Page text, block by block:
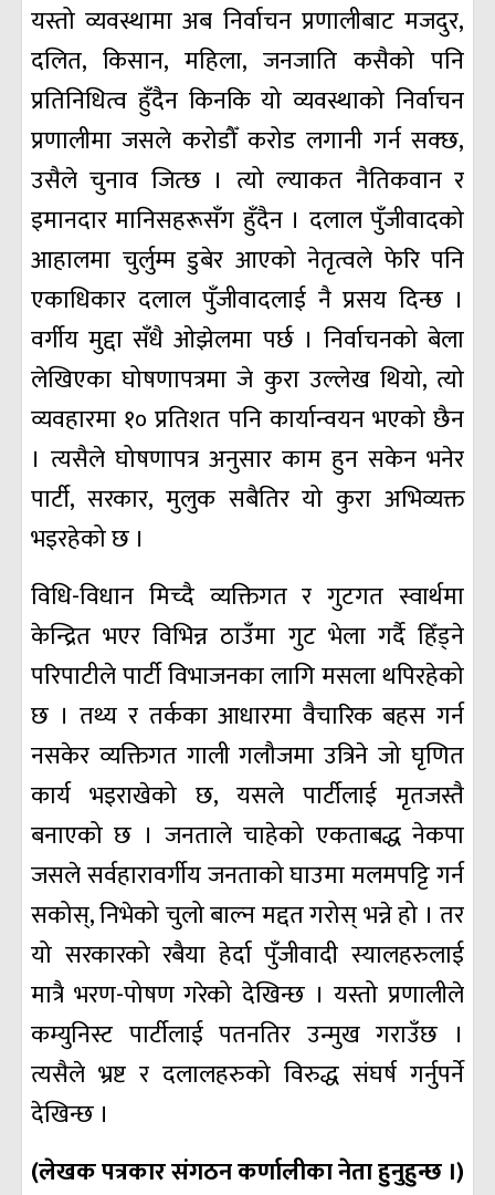
यस्तो व्यवस्थामा अब निर्वाचन प्रणालीबाट मजदुर,
दलित, किसान, महिला, जनजाति कसैको पनि
प्रतिनिधित्व हुँदैन किनकि यो व्यवस्थाको निर्वाचन
प्रणालीमा जसले करोडौँ करोड लगानी गर्न सक्छ,
उसैले चुनाव जित्छ । त्यो ल्याकत नैतिकवान र
इमानदार मानिसहरूसँग हुँदैन । दलाल पुँजीवादको
आहालमा चुर्लुम्म डुबेर आएको नेतृत्वले फेरि पनि
एकाधिकार दलाल पुँजीवादलाई नै प्रसय दिन्छ ।
वर्गीय मुद्दा सँधै ओझेलमा पर्छ । निर्वाचनको बेला
लेखिएका घोषणापत्रमा जे कुरा उल्लेख थियो, त्यो
व्यवहारमा १० प्रतिशत पनि कार्यान्वयन भएको छैन
। त्यसैले घोषणापत्र अनुसार काम हुन सकेन भनेर
पार्टी, सरकार, मुलुक सबैतिर यो कुरा अभिव्यक्त
भइरहेको छ ।
विधि-विधान मिच्दै व्यक्तिगत र गुटगत स्वार्थमा
केन्द्रित भएर विभिन्न ठाउँमा गुट भेला गर्दै हिँड्ने
परिपाटीले पार्टी विभाजनका लागि मसला थपिरहेको
छ । तथ्य र तर्कका आधारमा वैचारिक बहस गर्न
नसकेर व्यक्तिगत गाली गलौजमा उत्रिने जो घृणित
कार्य भइराखेको छ, यसले पार्टीलाई मृतजस्तै
बनाएको छ । जनताले चाहेको एकताबद्ध नेकपा
जसले सर्वहारावर्गीय जनताको घाउमा मलमपट्टि गर्न
सकोस्, निभेको चुलो बाल्न मद्दत गरोस्‌ भन्ने हो । तर
यो सरकारको रबैया हेर्दा पुँजीवादी स्यालहरुलाई
मात्रै भरण-पोषण गरेको देखिन्छ । यस्तो प्रणालीले
कम्युनिस्ट पार्टीलाई पतनतिर उन्मुख गराउँछ ।
त्यसैले भ्रष्ट र दलालहरुको विरुद्ध संघर्ष गर्नुपर्ने
देखिन्छ ।
(लेखक पत्रकार संगठन कर्णालीका नेता हुनुहुन्छ ।)